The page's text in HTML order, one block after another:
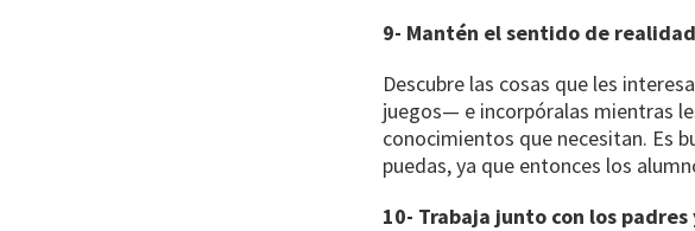
9- Mantén el sentido de realidad
Descubre las cosas que les
juegos— e incorpóralas mientras
conocimientos que necesitan. Es
puedas, ya que entonces los
10- Trabaja junto con los